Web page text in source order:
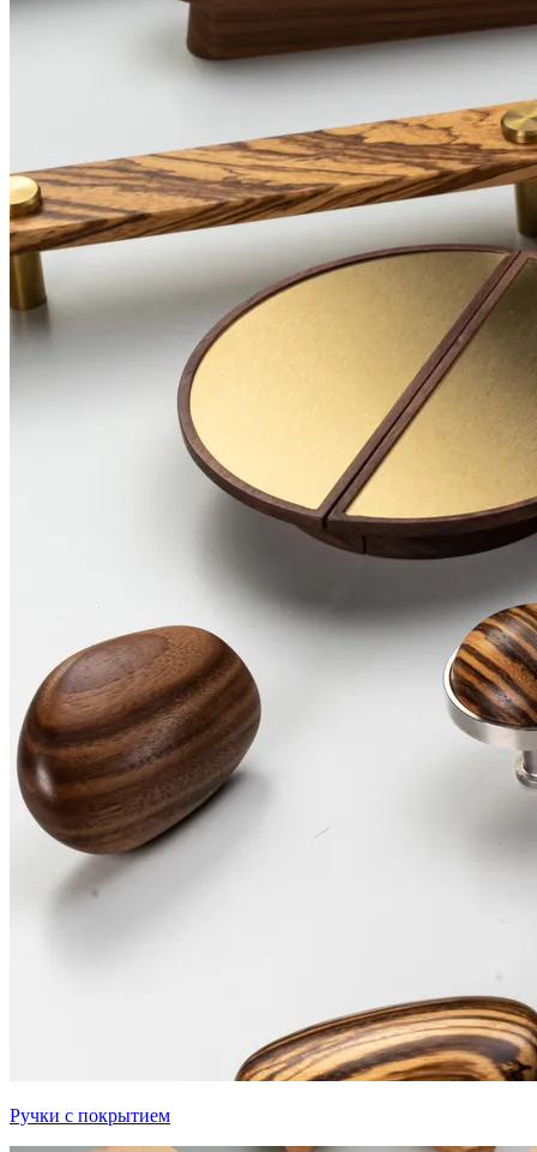
Ручки с покрытием